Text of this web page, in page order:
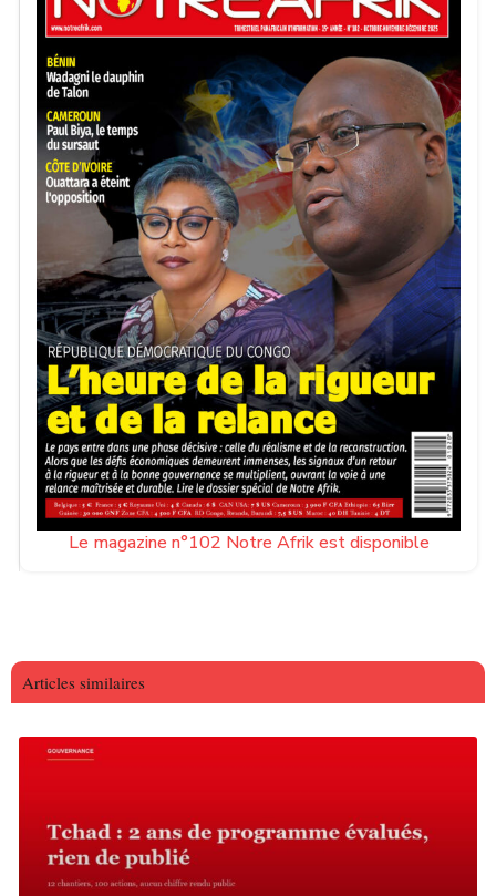
le cycle électoral des élections locales de 2027 puis de la
présidentielle de 2029.
Notre Afrik avec AFP
Le magazine n°102 Notre Afrik est disponible
Articles similaires